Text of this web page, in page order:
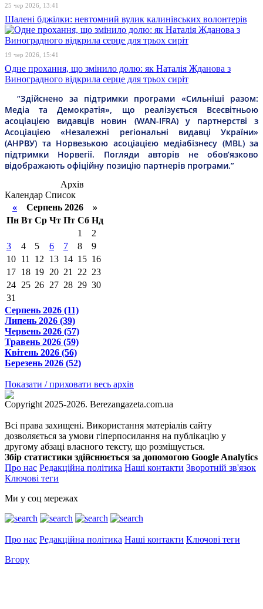
25 чер 2026, 13:41
Шалені бджілки: невтомний вулик калинівських волонтерів
19 чер 2026, 15:41
Одне прохання, що змінило долю: як Наталія Жданова з
Виноградного відкрила серце для трьох сиріт
“Здійснено за підтримки програми «Сильніші разом:
Медіа та Демократія», що реалізується Всесвітньою
асоціацією видавців новин (WAN-IFRA) у партнерстві з
Асоціацією «Незалежні регіональні видавці України»
(АНРВУ) та Норвезькою асоціацією медіабізнесу (MBL) за
підтримки Норвегії. Погляди авторів не обов’язково
відображають офіційну позицію партнерів програми.”
Архів
Календар Список
« Серпень 2026 »
Пн Вт Ср Чт Пт Сб Нд
1
2
3
4 5 6 7 8
9
10 11 12 13 14 15 16
17 18 19 20 21 22 23
24 25 26 27 28 29 30
31
Серпень 2026 (11)
Липень 2026 (39)
Червень 2026 (57)
Травень 2026 (59)
Квітень 2026 (56)
Березень 2026 (52)
Показати / приховати весь архів
Copyright 2025-2026. Berezangazeta.com.ua
Всі права захищені. Використання матеріалів сайту
дозволяється за умови гіперпосилання на публікацію у
другому абзаці власного тексту, що розміщується.
Збір статистики здійснюється за допомогою Google Analytics
Про нас Редакційна політика Наші контакти Зворотній зв'язок
Ключові теги
Ми у соц мережах
Про нас Редакційна політика Наші контакти Ключові теги
Вгору